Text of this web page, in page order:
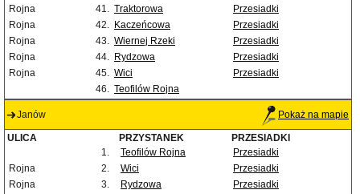
Rojna
41. Traktorowa
Przesiadki
Rojna
42. Kaczeńcowa
Przesiadki
Rojna
43. Wiernej Rzeki
Przesiadki
Rojna
44. Rydzowa
Przesiadki
Rojna
45. Wici
Przesiadki
46. Teofilów Rojna
Janów Pokaż na mapie
ULICA PRZYSTANEK
PRZESIADKI
1.
Teofilów Rojna
Przesiadki
Rojna
2. Wici
Przesiadki
Rojna
3. Rydzowa
Przesiadki